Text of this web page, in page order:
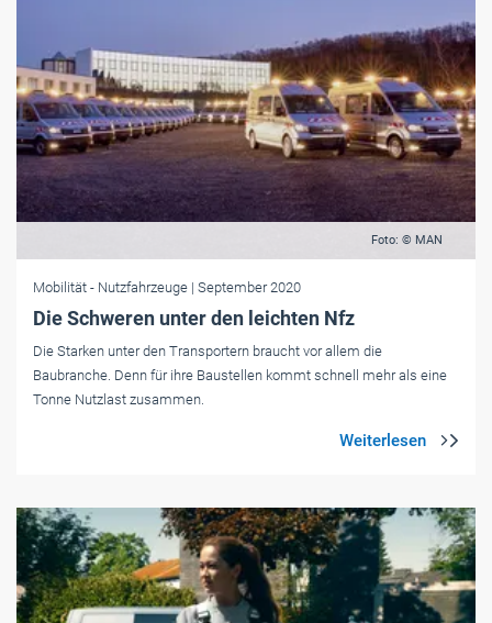
Foto: © MAN
Mobilität - Nutzfahrzeuge | September 2020
Die Schweren unter den leichten Nfz
Die Starken unter den Transportern braucht vor allem die
Baubranche. Denn für ihre Baustellen kommt schnell mehr als eine
Tonne Nutzlast zusammen.